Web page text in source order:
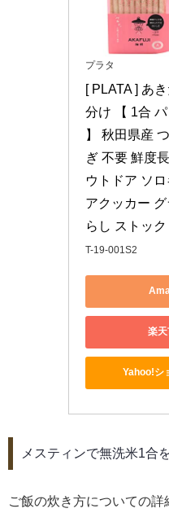
プラタ
[ PLATA ] あ
分け 【 1合
】 秋田県産
ぎ 不要 鮮度
ウトドア ソ
アクッカー
らし ストック
T-19-001S2
楽
Yahoo!シ
メスティンで無洗米1合
ご飯の炊き方についての詳